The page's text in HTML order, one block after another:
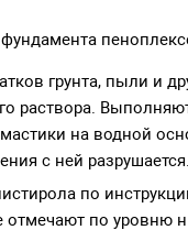
фундамента
грунта, пыли и
раствора.
на водной
с ней
по
отмечают по